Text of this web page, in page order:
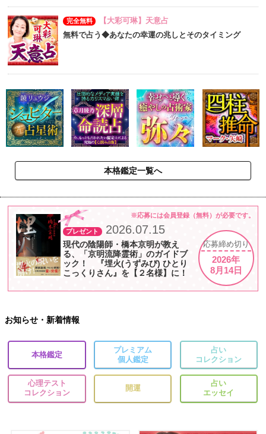
完全無料
【大彩可琳】天意占
無料で占う◆あなたの幸運の兆しとそのタイミング
本格鑑定一覧へ
※応募には会員登録（無料）が必要です。
プレゼント 2026.07.15
現代の陰陽師・橋本京明が教え
る、「京明流降霊術」のガイドブ
ック！ 『埋火(うずみび) ひとり
こっくりさん』を【２名様】に！
応募締め切り
2026年
8月14日
お知らせ・新着情報
本格鑑定
プレミアム
個人鑑定
占い
コレクション
心理テスト
コレクション
開運
占い
エッセイ